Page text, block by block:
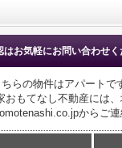
はお気軽にお問い合わせく
らの物件はアパート
もてなし不動産には
からご連